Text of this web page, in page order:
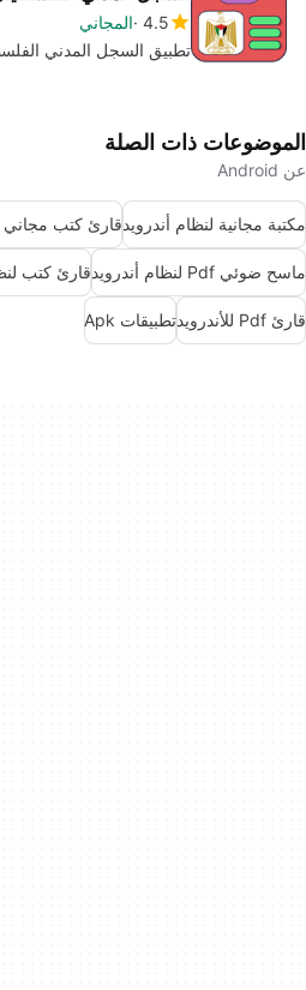
4.5 المجاني
تطبيق السجل المدني
الموضوعات ذات الصلة
عن Android
مكتبة مجانية لنظام أندرويدقارئ كتب مجاني
ماسح ضوئي Pdf لنظام أندرويد قارئ كتب
قارئ Pdf للأندرويد تطبيقات Apk